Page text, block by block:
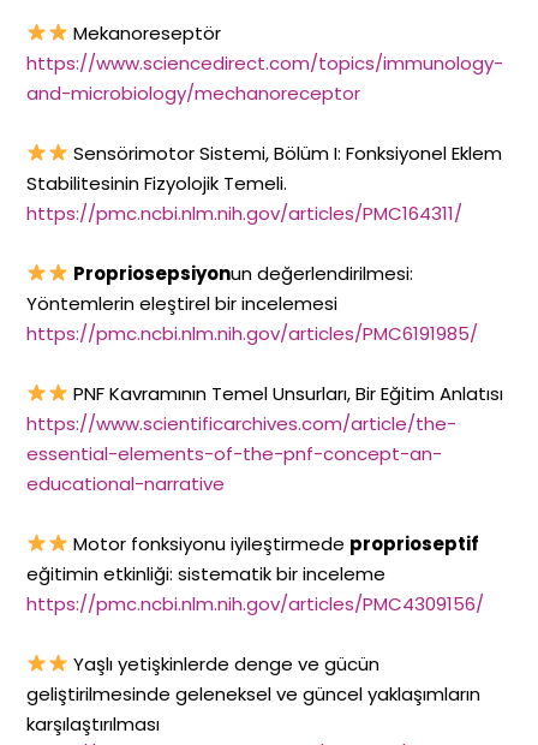
Mekanoreseptör
https://www.sciencedirect.com/topics/immunology-
and-microbiology/mechanoreceptor
Sensörimotor Sistemi, Bölüm I: Fonksiyonel Eklem
Stabilitesinin Fizyolojik Temeli.
https://pmc.ncbi.nlm.nih.gov/articles/PMC164311/
Propriosepsiyonun değerlendirilmesi:
Yöntemlerin eleştirel bir incelemesi
https://pmc.ncbi.nlm.nih.gov/articles/PMC6191985/
PNF Kavramının Temel Unsurları, Bir Eğitim Anlatısı
https://www.scientificarchives.com/article/the-
essential-elements-of-the-pnf-concept-an-
educational-narrative
Motor fonksiyonu iyileştirmede proprioseptif
eğitimin etkinliği: sistematik bir inceleme
https://pmc.ncbi.nlm.nih.gov/articles/PMC4309156/
Yaşlı yetişkinlerde denge ve gücün
geliştirilmesinde geleneksel ve güncel yaklaşımların
karşılaştırılması